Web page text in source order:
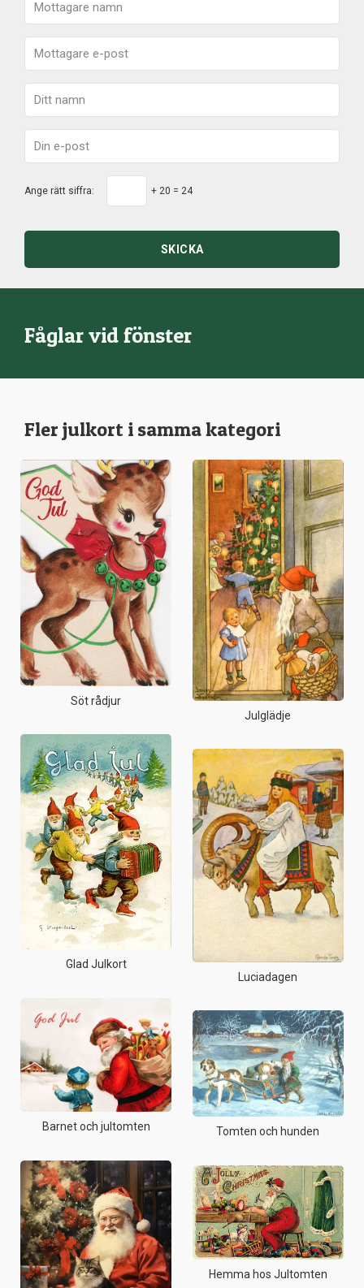
Ange rätt siffra: + 20 = 24
SKICKA
Fåglar vid fönster
Fler julkort i samma kategori
Söt rådjur
Glad Julkort
Barnet och jultomten
Julglädje
Luciadagen
Tomten och hunden
Hemma hos Jultomten